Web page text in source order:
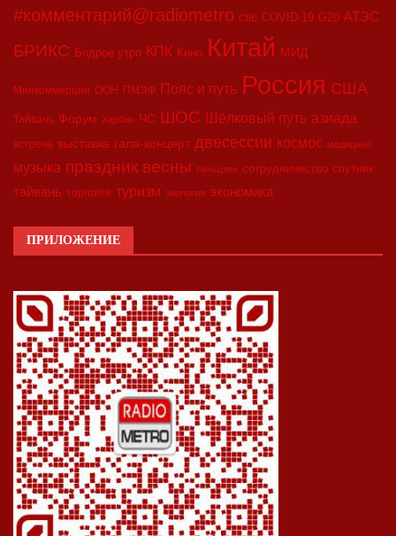
#комментарий@radiometro CIIE COVID-19 G20 АТЭС
БРИКС Бодрое утро КПК Кино Китай МИД
Минкоммерции ООН ПМЭФ Пояс и путь Россия США
Тайвань Форум Харбин ЧС ШОС Шёлковый путь азиада
встреча выставка гала-концерт двесессии космос медицина
музыка праздник весны синьцзян сотрудничество спутник
тайвань торговля туризм экология экономика
ПРИЛОЖЕНИЕ